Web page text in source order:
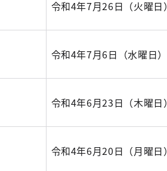
令和4年7月26日（火曜日）
令和4年7月6日（水曜日）
令和4年6月23日（木曜日）
令和4年6月20日（月曜日）